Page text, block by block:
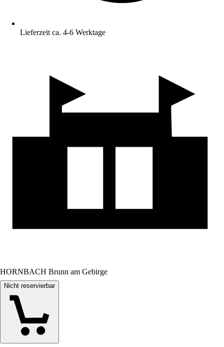
Lieferzeit ca. 4-6 Werktage
HORNBACH Brunn am Gebirge
Nicht reservierbar